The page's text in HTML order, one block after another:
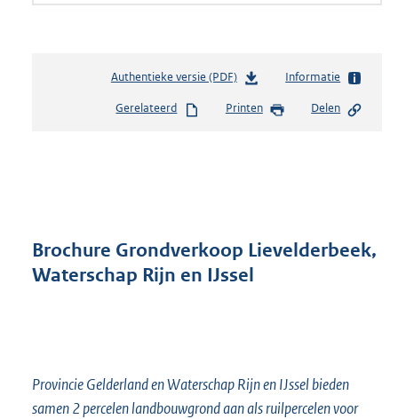
Authentieke versie (PDF)b
s
r
o
3
6
Informatie
Gerelateerd Printen Delen
Brochure Grondverkoop Lievelderbeek,
Waterschap Rijn en IJssel
Provincie Gelderland en Waterschap Rijn en IJssel bieden
samen 2 percelen landbouwgrond aan als ruilpercelen voor